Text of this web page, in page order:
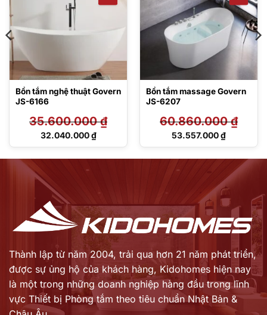
Bồn tắm nghệ thuật Govern
JS-6166
35.600.000₫
Giá
32.040.000₫
Giá
Bồn tắm massage Govern
JS-6207
60.860.000₫
Giá
60.860.000 ₫.
53.557.000₫
Giá
53.557.000 ₫.
Thành lập từ năm 2004, trải qua hơn 21 năm phát triển,
được sự ủng hộ của khách hàng, Kidohomes hiện nay
là một trong những doanh nghiệp hàng đầu trong lĩnh
vực Thiết bị Phòng tắm theo tiêu chuẩn Nhật Bản &